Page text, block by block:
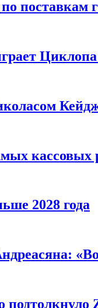
поставкам
кассовых
2028 года